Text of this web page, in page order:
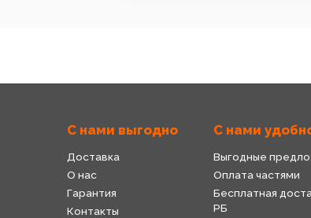
С нами выгодно
Доставка
О нас
Гарантия
Контакты
С нами
Выгодные
Оплата частями
Бесплатная
РБ